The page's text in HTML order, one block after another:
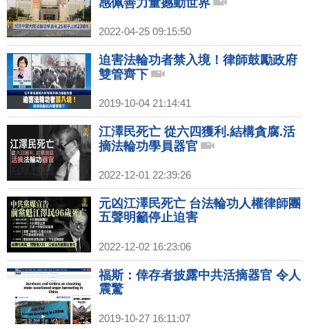
感佩善力量撼動世界
2022-04-25 09:15:50
迫害法輪功者禁入境！律師鼓勵政府
雙管齊下
2019-10-04 21:14:41
江澤民死亡 從六四獲利.結構貪腐.活
摘法輪功學員器官
2022-12-01 22:39:26
元凶江澤民死亡 台法輪功人權律師團
五聲明籲停止迫害
2022-12-02 16:23:06
福斯：倖存者披露中共活摘器官 令人
震驚
2019-10-27 16:11:07